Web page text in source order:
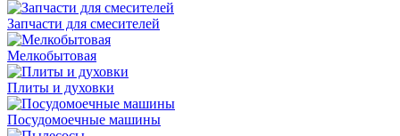
Запчасти для смесителей
Мелкобытовая
Плиты и духовки
Посудомоечные машины